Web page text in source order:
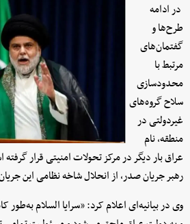
در ادامه
طرح‌ها و
گفتمان‌های
مرتبط با
محدودسازی
سلاح گروه‌های
غیردولتی در
منطقه، نام
عراق بار دیگر در مرکز تحولات امنیتی قرار
رهبر جریان صدر، از انحلال شاخه نظامی این
وی در بیانیه‌ای اعلام کرد: «سرایا السلام